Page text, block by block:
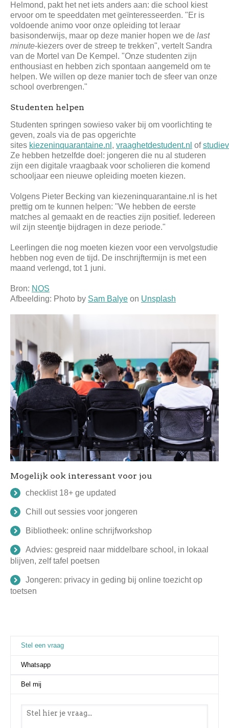
Helmond, pakt het net iets anders aan: die school kiest
ervoor om te speeddaten met geïnteresseerden. "Er is
voldoende animo voor onze opleiding tot leraar
basisonderwijs, maar op deze manier hopen we de last
minute-kiezers over de streep te trekken", vertelt Sandra
van de Mortel van De Kempel. "Onze studenten zijn
enthousiast en hebben zich spontaan aangemeld om te
helpen. We willen op deze manier toch de sfeer van onze
school overbrengen."
Studenten helpen
Studenten springen sowieso vaker bij om voorlichting te
geven, zoals via de pas opgerichte
sites kiezeninquarantaine.nl , vraaghetdestudent.nl of
Ze hebben hetzelfde doel: jongeren die nu al studeren
zijn een digitale vraagbaak voor scholieren die komend
schooljaar een nieuwe opleiding moeten kiezen.
Volgens Pieter Becking van kiezeninquarantaine.nl is het
prettig om te kunnen helpen: "We hebben de eerste
matches al gemaakt en de reacties zijn positief. Iedereen
wil zijn steentje bijdragen in deze periode."
Leerlingen die nog moeten kiezen voor een vervolgstudie
hebben nog even de tijd. De inschrijftermijn is met een
maand verlengd, tot 1 juni.
Bron: NOS
Afbeelding: Photo by Sam Balye on Unsplash
Mogelijk ook interessant voor jou
checklist 18+ ge updated
Chill out sessies voor jongeren
Bibliotheek: online schrijfworkshop
Advies: gespreid naar middelbare school, in lokaal
blijven, zelf tafel poetsen
Jongeren: privacy in geding bij online toezicht op
toetsen
Stel een vraag
Whatsapp
Bel mij
Stel een vraag